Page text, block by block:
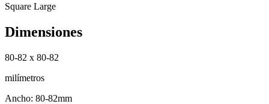
Square Large
Dimensiones
80-82 x 80-82
milímetros
Ancho: 80-82mm